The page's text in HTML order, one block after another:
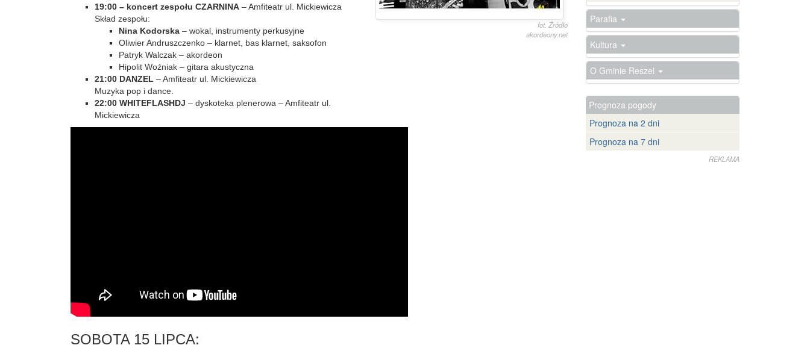
19:00 – koncert zespołu CZARNINA – Amfiteatr ul. Mickiewicza
Skład zespołu:
Nina Kodorska – wokal, instrumenty perkusyjne
Oliwier Andruszczenko – klarnet, bas klarnet, saksofon
Patryk Walczak – akordeon
Hipolit Woźniak – gitara akustyczna
21:00 DANZEL – Amfiteatr ul. Mickiewicza
Muzyka pop i dance.
22:00 WHITEFLASHDJ – dyskoteka plenerowa – Amfiteatr ul.
Mickiewicza
SOBOTA 15 LIPCA:
fot. Źródło
akordeony.net
Parafia
Kultura
O Gminie Reszel
Prognoza pogody
Prognoza na 2 dni
Prognoza na 7 dni
REKLAMA